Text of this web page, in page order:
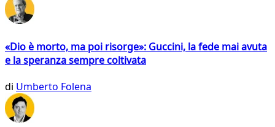
«Dio è morto, ma poi risorge»: Guccini, la fede mai avuta
e la speranza sempre coltivata
di Umberto Folena